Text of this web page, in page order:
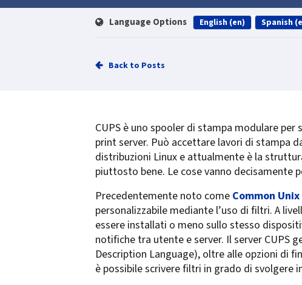
Language Options English (en) Spanish
Back to Posts
CUPS è uno spooler di stampa modulare
print server. Può accettare lavori di stampa
distribuzioni Linux e attualmente è la
piuttosto bene. Le cose vanno
Precedentemente noto come Common
personalizzabile mediante l’uso di filtri. A
essere installati o meno sullo stesso
notifiche tra utente e server. Il server CUPS
Description Language), oltre alle opzioni di
è possibile scrivere filtri in grado di